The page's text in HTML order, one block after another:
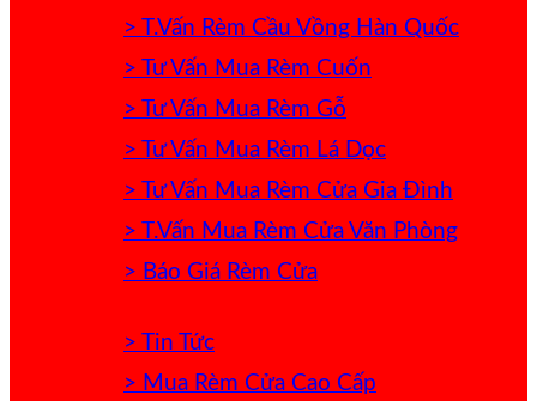
> T.Vấn Rèm Cầu Vồng Hàn Quốc
> Tư Vấn Mua Rèm Cuốn
> Tư Vấn Mua Rèm Gỗ
> Tư Vấn Mua Rèm Lá Dọc
> Tư Vấn Mua Rèm Cửa Gia Đình
> T.Vấn Mua Rèm Cửa Văn Phòng
> Báo Giá Rèm Cửa
> Tin Tức
> Mua Rèm Cửa Cao Cấp